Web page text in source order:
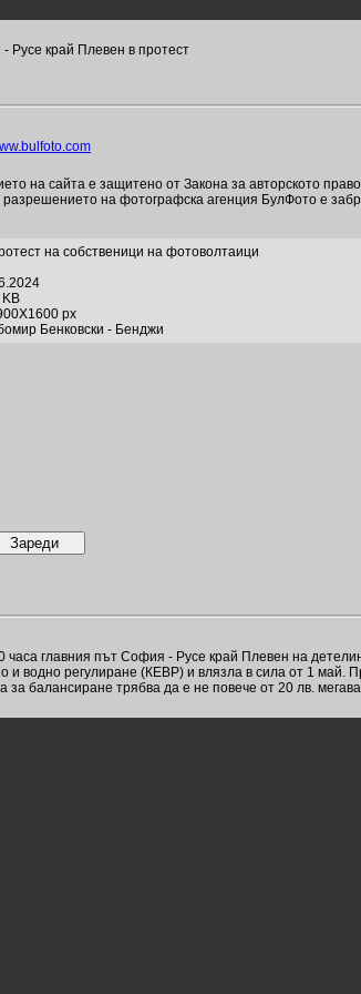
Русе край Плевен в протест
на сайта е защитено от Закона за авторското
разрешението на фотографска агенция БулФото е
на собственици на фотоволтаици
KB
px
Бенковски - Бенджи
главния път София - Русе край Плевен на
и водно регулиране (КЕВР) и влязла в сила от 1
балансиране трябва да е не повече от 20 лв.